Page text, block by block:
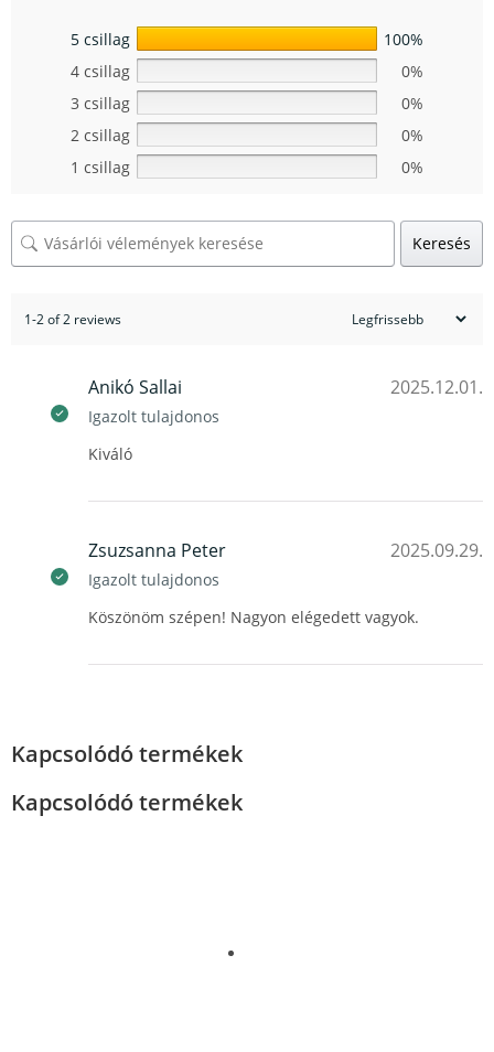
5 csillag
100%
4 csillag
0%
3 csillag
0%
2 csillag
0%
1 csillag
0%
Keresés
1-2 of 2 reviews
Anikó Sallai
Igazolt tulajdonos
2025.12.01.
Kiváló
Zsuzsanna Peter
Igazolt tulajdonos
2025.09.29.
Köszönöm szépen! Nagyon elégedett vagyok.
Kapcsolódó termékek
Kapcsolódó termékek